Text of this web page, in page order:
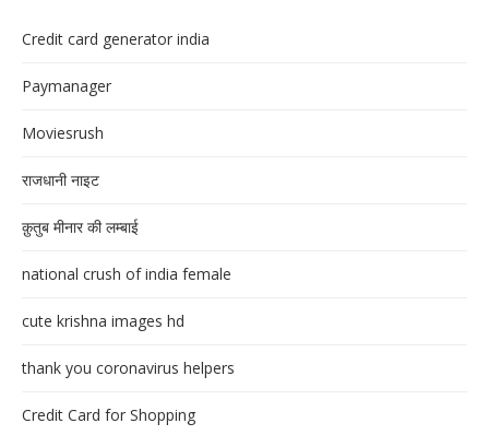
Credit card generator india
Paymanager
Moviesrush
राजधानी नाइट
क़ुतुब मीनार की लम्बाई
national crush of india female
cute krishna images hd
thank you coronavirus helpers
Credit Card for Shopping